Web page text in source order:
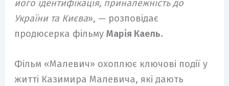
його ідентифікація, приналежність до
України та Києва», — розповідає
продюсерка фільмуМарія Каель.
Фільм «Малевич» охоплює ключові події у
житті Казимира Малевича, які дають